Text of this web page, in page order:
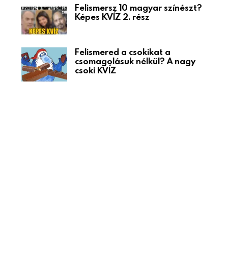
Felismersz 10 magyar színészt?
Képes KVÍZ 2. rész
Felismered a csokikat a
csomagolásuk nélkül? A nagy
csoki KVÍZ